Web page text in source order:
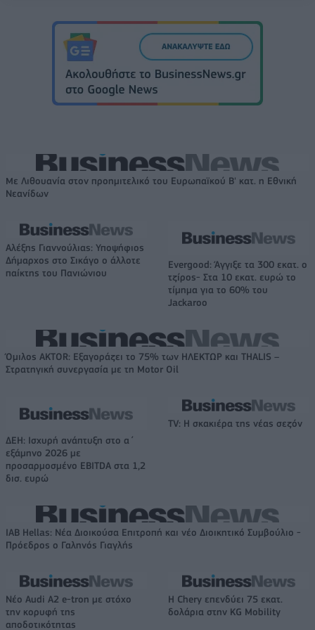
Με Λιθουανία στον προημιτελικό του Ευρωπαϊκού Β' κατ. η Εθνική
Νεανίδων
Αλέξης Γιαννούλιας: Υποψήφιος
Δήμαρχος στο Σικάγο ο άλλοτε
παίκτης του Πανιώνιου
Evergood: Άγγιξε τα 300 εκατ. ο
τζίρος- Στα 10 εκατ. ευρώ το
τίμημα για το 60% του
Jackaroo
Όμιλος AKTOR: Εξαγοράζει το 75% των ΗΛΕΚΤΩΡ και THALIS –
Στρατηγική συνεργασία με τη Motor Oil
ΔΕΗ: Ισχυρή ανάπτυξη στο α΄
εξάμηνο 2026 με
προσαρμοσμένο EBITDA στα 1,2
δισ. ευρώ
TV: Η σκακιέρα της νέας σεζόν
IAB Hellas: Νέα Διοικούσα Επιτροπή και νέο Διοικητικό Συμβούλιο -
Πρόεδρος ο Γαληνός Γιαγλής
Νέο Audi A2 e-tron με στόχο
την κορυφή της
αποδοτικότητας
Η Chery επενδύει 75 εκατ.
δολάρια στην KG Mobility